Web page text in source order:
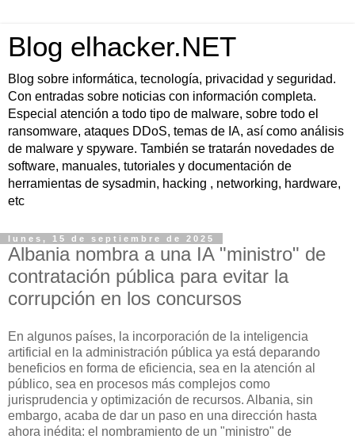
Blog elhacker.NET
Blog sobre informática, tecnología, privacidad y seguridad.
Con entradas sobre noticias con información completa.
Especial atención a todo tipo de malware, sobre todo el
ransomware, ataques DDoS, temas de IA, así como análisis
de malware y spyware. También se tratarán novedades de
software, manuales, tutoriales y documentación de
herramientas de sysadmin, hacking , networking, hardware,
etc
lunes, 15 de septiembre de 2025
Albania nombra a una IA "ministro" de
contratación pública para evitar la
corrupción en los concursos
En algunos países, la incorporación de la inteligencia
artificial en la administración pública ya está deparando
beneficios en forma de eficiencia, sea en la atención al
público, sea en procesos más complejos como
jurisprudencia y optimización de recursos. Albania, sin
embargo, acaba de dar un paso en una dirección hasta
ahora inédita: el nombramiento de un "ministro" de